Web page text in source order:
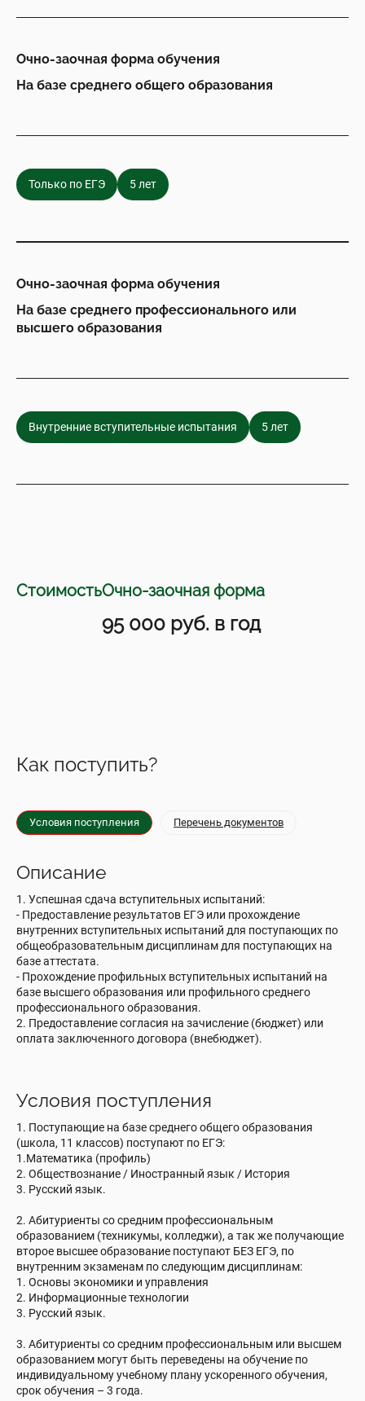
Очно-заочная форма обучения
На базе среднего общего образования
Только по ЕГЭ 5 лет
Очно-заочная форма обучения
На базе среднего профессионального или
высшего образования
Внутренние вступительные испытания 5 лет
СтоимостьОчно-заочная форма
95 000 руб. в год
Как поступить?
Условия поступления Перечень документов
Описание
1. Успешная сдача вступительных испытаний:
- Предоставление результатов ЕГЭ или прохождение
внутренних вступительных испытаний для поступающих по
общеобразовательным дисциплинам для поступающих на
базе аттестата.
- Прохождение профильных вступительных испытаний на
базе высшего образования или профильного среднего
профессионального образования.
2. Предоставление согласия на зачисление (бюджет) или
оплата заключенного договора (внебюджет).
Условия поступления
1. Поступающие на базе среднего общего образования
(школа, 11 классов) поступают по ЕГЭ:
1.Математика (профиль)
2. Обществознание / Иностранный язык / История
3. Русский язык.
2. Абитуриенты со средним профессиональным
образованием (техникумы, колледжи), а так же получающие
второе высшее образование поступают БЕЗ ЕГЭ, по
внутренним экзаменам по следующим дисциплинам:
1. Основы экономики и управления
2. Информационные технологии
3. Русский язык.
3. Абитуриенты со средним профессиональным или высшем
образованием могут быть переведены на обучение по
индивидуальному учебному плану ускоренного обучения,
срок обучения – 3 года.